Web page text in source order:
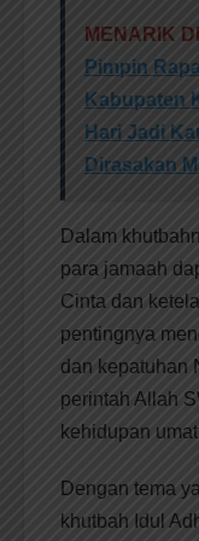
MENARIK
Pimpin
Kabupaten
Hari Jadi
Dirasakan
Dalam
para jamaah
Cinta dan
pentingnya
dan kepatuhan
perintah Allah
kehidupan
Dengan tema
khutbah Idul